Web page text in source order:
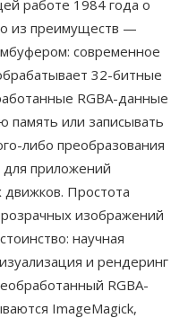
работе 1984 года о
из преимуществ —
современное
32-битные
RGBA-данные
память или записывать
либо преобразования
приложений
Простота
изображений
научная
и рендеринг
RGBA-
ImageMagick,